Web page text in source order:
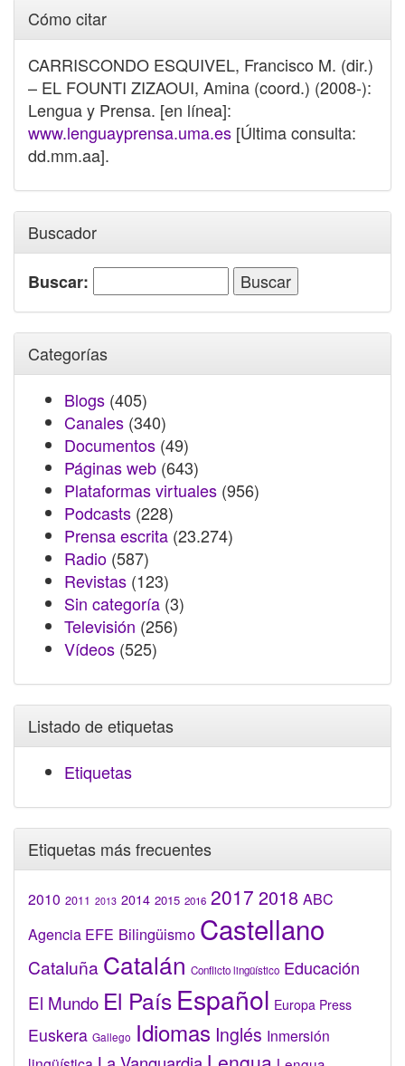
Cómo citar
CARRISCONDO ESQUIVEL, Francisco M. (dir.)
– EL FOUNTI ZIZAOUI, Amina (coord.) (2008-):
Lengua y Prensa. [en línea]:
www.lenguayprensa.uma.es [Última consulta:
dd.mm.aa].
Buscador
Buscar:
Categorías
Blogs (405)
Canales (340)
Documentos (49)
Páginas web (643)
Plataformas virtuales (956)
Podcasts (228)
Prensa escrita (23.274)
Radio (587)
Revistas (123)
Sin categoría (3)
Televisión (256)
Vídeos (525)
Listado de etiquetas
Etiquetas
Etiquetas más frecuentes
2010 2011 2013 2014 2015 2016 2017 2018 ABC
Agencia EFE Bilingüismo Castellano
Cataluña Catalán Conflicto lingüístico Educación
El Mundo El País Español Europa Press
Euskera Gallego Idiomas Inglés Inmersión